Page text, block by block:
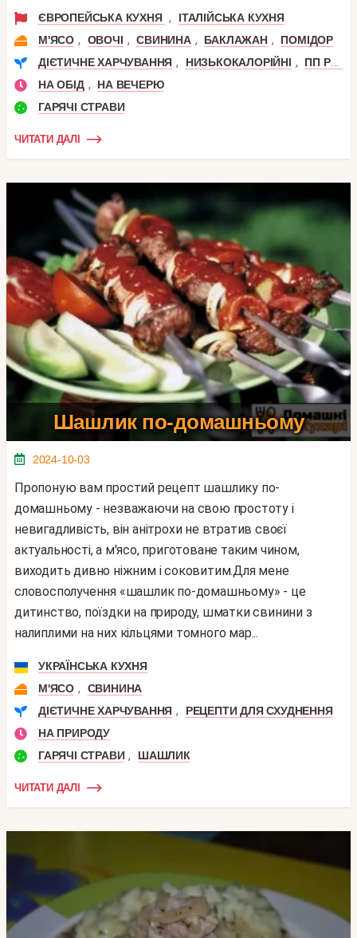
ЄВРОПЕЙСЬКА КУХНЯ ,
ІТАЛІЙСЬКА КУХНЯ
М'ЯСО , ОВОЧІ , СВИНИНА , БАКЛАЖАН ,
ПОМІДОР
ДІЄТИЧНЕ ХАРЧУВАННЯ , НИЗЬКОКАЛОРІЙНІ ,
ПП РЕЦЕПТИ
НА ОБІД ,
НА ВЕЧЕРЮ
ГАРЯЧІ СТРАВИ
ЧИТАТИ ДАЛІ
Шашлик по-домашньому
2024-10-03
Пропоную вам простий рецепт шашлику по-
домашньому - незважаючи на свою простоту і
невигадливість, він анітрохи не втратив своєї
актуальності, а м'ясо, приготоване таким чином,
виходить дивно ніжним і соковитим.Для мене
словосполучення «шашлик по-домашньому» - це
дитинство, поїздки на природу, шматки свинини з
налиплими на них кільцями томного мар...
УКРАЇНСЬКА КУХНЯ
М'ЯСО ,
СВИНИНА
ДІЄТИЧНЕ ХАРЧУВАННЯ ,
РЕЦЕПТИ ДЛЯ СХУДНЕННЯ
НА ПРИРОДУ
ГАРЯЧІ СТРАВИ , ШАШЛИК
ЧИТАТИ ДАЛІ